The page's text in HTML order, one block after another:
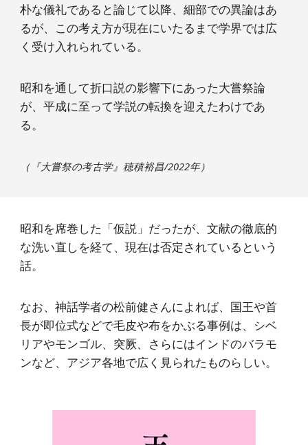
朴な儀礼であると論じて以降、細部での異論はあ
るが、この考え方が現在にいたるまで学界では広
く受け入れられている。
昭和を通して折口説の影響下にあった大嘗祭論
が、平成に至って学説の転換を迎えたわけであ
る。
（『大嘗祭の考古学』穂積裕昌/2022年）
昭和を席巻した「仮説」だったが、文献の徹底的
な洗い直しを経て、現在は否定されているという
話。
なお、神話学者の松前健さんによれば、国王や首
長が即位式などで毛皮や布をかぶる事例は、シベ
リアやモンゴル、突厥、さらにはインドのバラモ
ンなど、アジア各地で広く見られたものらしい。